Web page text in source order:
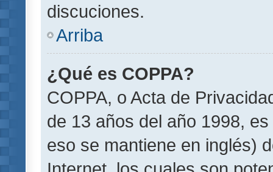
discuciones.
Arriba
¿Qué es COPPA?
COPPA, o Acta de
de 13 años del año 1998,
eso se mantiene en inglés)